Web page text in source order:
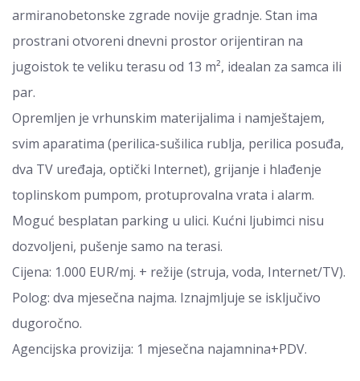
armiranobetonske zgrade novije gradnje. Stan ima
prostrani otvoreni dnevni prostor orijentiran na
jugoistok te veliku terasu od 13 m², idealan za samca ili
par.
Opremljen je vrhunskim materijalima i namještajem,
svim aparatima (perilica-sušilica rublja, perilica posuđa,
dva TV uređaja, optički Internet), grijanje i hlađenje
toplinskom pumpom, protuprovalna vrata i alarm.
Moguć besplatan parking u ulici. Kućni ljubimci nisu
dozvoljeni, pušenje samo na terasi.
Cijena: 1.000 EUR/mj. + režije (struja, voda, Internet/TV).
Polog: dva mjesečna najma. Iznajmljuje se isključivo
dugoročno.
Agencijska provizija: 1 mjesečna najamnina+PDV.